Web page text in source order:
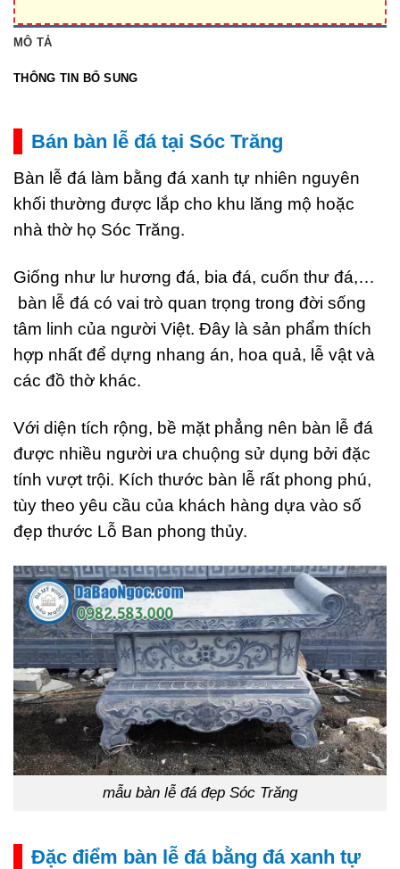
MÔ TẢ
THÔNG TIN BỔ SUNG
Bán bàn lễ đá tại Sóc Trăng
Bàn lễ đá làm bằng đá xanh tự nhiên nguyên
khối thường được lắp cho khu lăng mộ hoặc
nhà thờ họ Sóc Trăng.
Giống như lư hương đá, bia đá, cuốn thư đá,…
bàn lễ đá có vai trò quan trọng trong đời sống
tâm linh của người Việt. Đây là sản phẩm thích
hợp nhất để dựng nhang án, hoa quả, lễ vật và
các đồ thờ khác.
Với diện tích rộng, bề mặt phẳng nên bàn lễ đá
được nhiều người ưa chuộng sử dụng bởi đặc
tính vượt trội. Kích thước bàn lễ rất phong phú,
tùy theo yêu cầu của khách hàng dựa vào số
đẹp thước Lỗ Ban phong thủy.
mẫu bàn lễ đá đẹp Sóc Trăng
Đặc điểm bàn lễ đá bằng đá xanh tự